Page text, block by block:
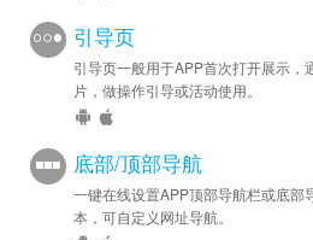
引导页
引导页一般用于APP首次打开展示，
片，做操作引导或活动使用。
底部/顶部导航
一键在线设置APP顶部导航栏或底部
本，可自定义网址导航。